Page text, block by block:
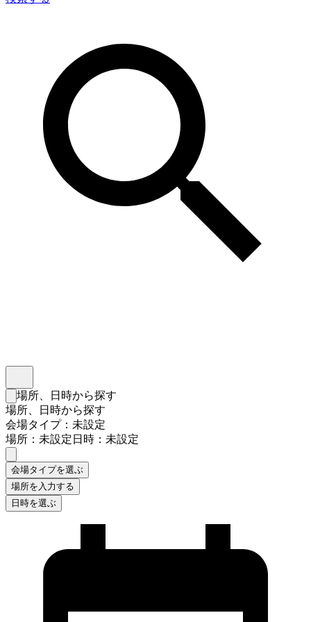
検索フォームを閉じる
場所、日時から探す
場所、日時から探す
会場タイプ：未設定
場所：未設定日時：未設定
会場タイプを選ぶ
場所を入力する
日時を選ぶ